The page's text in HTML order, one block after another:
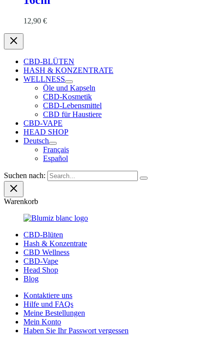
12,90 €
CBD-BLÜTEN
HASH & KONZENTRATE
WELLNESS
Öle und Kapseln
CBD-Kosmetik
CBD-Lebensmittel
CBD für Haustiere
CBD-VAPE
HEAD SHOP
Deutsch
Français
Español
Suchen nach:
Warenkorb
CBD-Blüten
Hash & Konzentrate
CBD Wellness
CBD-Vape
Head Shop
Blog
Kontaktiere uns
Hilfe und FAQs
Meine Bestellungen
Mein Konto
Haben Sie Ihr Passwort vergessen